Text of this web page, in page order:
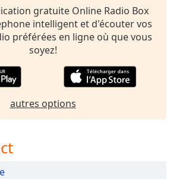
gratuite Online Radio Box
intelligent et d'écouter vos
préférées en ligne où que vous
soyez!
autres options